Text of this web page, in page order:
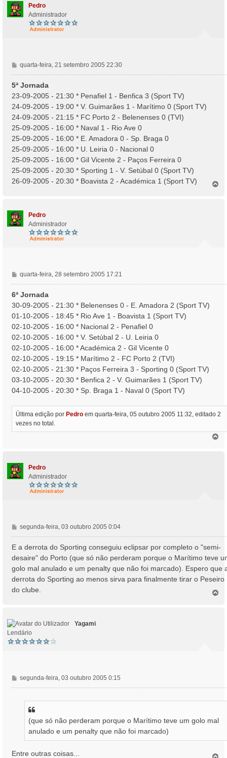
Pedro
Administrador
M
e
n
s
g
e
m
quarta-feira, 21 setembro 2005 22:30
5ª Jornada
23-09-2005 - 21:30 * Penafiel 1 - Benfica 3 (Sport TV)
24-09-2005 - 19:00 * V. Guimarães 1 - Marítimo 0 (Sport TV)
24-09-2005 - 21:15 * FC Porto 2 - Belenenses 0 (TVI)
25-09-2005 - 16:00 * Naval 1 - Rio Ave 0
25-09-2005 - 16:00 * E. Amadora 0 - Sp. Braga 0
25-09-2005 - 16:00 * U. Leiria 0 - Nacional 0
25-09-2005 - 16:00 * Gil Vicente 2 - Paços Ferreira 0
25-09-2005 - 20:30 * Sporting 1 - V. Setúbal 0 (Sport TV)
26-09-2005 - 20:30 * Boavista 2 - Académica 1 (Sport TV)
Pedro
Administrador
M
e
n
s
a
g
e
m
quarta-feira, 28 setembro 2005 17:21
6ª Jornada
30-09-2005 - 21:30 * Belenenses 0 - E. Amadora 2 (Sport TV)
01-10-2005 - 18:45 * Rio Ave 1 - Boavista 1 (Sport TV)
02-10-2005 - 16:00 * Nacional 2 - Penafiel 0
02-10-2005 - 16:00 * V. Setúbal 2 - U. Leiria 0
02-10-2005 - 16:00 * Académica 2 - Gil Vicente 0
02-10-2005 - 19:15 * Marítimo 2 - FC Porto 2 (TVI)
02-10-2005 - 21:30 * Paços Ferreira 3 - Sporting 0 (Sport TV)
03-10-2005 - 20:30 * Benfica 2 - V. Guimarães 1 (Sport TV)
04-10-2005 - 20:30 * Sp. Braga 1 - Naval 0 (Sport TV)
Última edição por Pedro em quarta-feira, 05 outubro 2005 11:32, editado 2
vezes no total.
Pedro
Administrador
M
e
a
g
e
m
segunda-feira, 03 outubro 2005 0:04
E a derrota do Sporting conseguiu eclipsar por completo o "semi-
desaire" do Porto (que só não perderam porque o Marítimo teve
golo mal anulado e um penalty que não foi marcado). Espero que
derrota do Sporting ao menos sirva para finalmente tirar o Peseiro
do clube.
Yagami
Lendário
M
e
segunda-feira, 03 outubro 2005 0:15
(que só não perderam porque o Marítimo teve um golo mal
anulado e um penalty que não foi marcado)
Entre outras coisas...